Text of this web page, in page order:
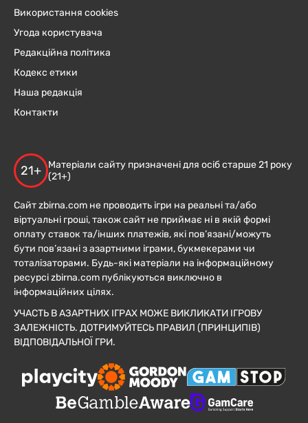
Використання cookies
Угода користувача
Редакційна політика
Кодекс етики
Наша редакція
Контакти
21+
Матеріали сайту призначені для осіб старше 21 року
(21+)
Сайт zbirna.com не проводить ігри на реальні та/або
віртуальні гроші, також сайт не приймає ні в якій формі
оплату ставок та/інших платежів, які пов’язані/можуть
бути пов’язані з азартними іграми, букмекерами чи
тоталізаторами. Будь-які матеріали на інформаційному
ресурсі zbirna.com публікуються виключно в
інформаційних цілях.
УЧАСТЬ В АЗАРТНИХ ІГРАХ МОЖЕ ВИКЛИКАТИ ІГРОВУ
ЗАЛЕЖНІСТЬ. ДОТРИМУЙТЕСЬ ПРАВИЛ (ПРИНЦИПІВ)
ВІДПОВІДАЛЬНОЇ ГРИ.